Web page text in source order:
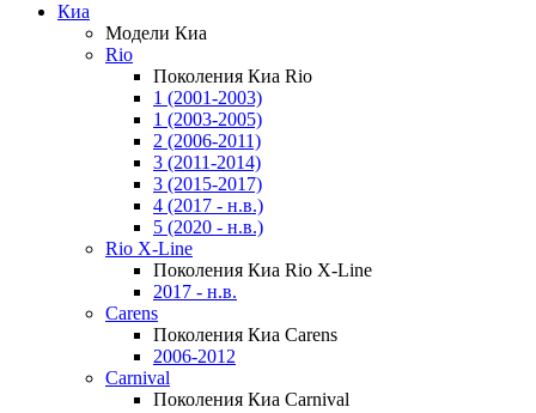
Киа
Модели Киа
Rio
Поколения Киа Rio
1 (2001-2003)
1 (2003-2005)
2 (2006-2011)
3 (2011-2014)
3 (2015-2017)
4 (2017 - н.в.)
5 (2020 - н.в.)
Rio X-Line
Поколения Киа Rio X-Line
2017 - н.в.
Carens
Поколения Киа Carens
2006-2012
Carnival
Поколения Киа Carnival